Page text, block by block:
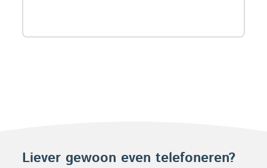
Liever gewoon even telefoneren?